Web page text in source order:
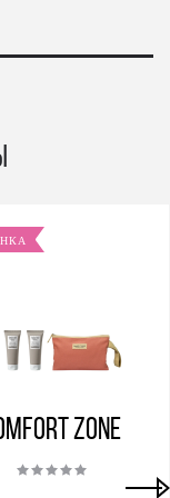
Zone